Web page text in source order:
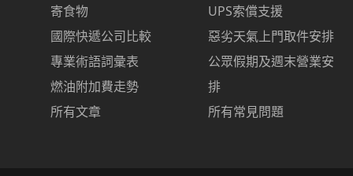
寄食物
國際快遞公司比較
專業術語詞彙表
燃油附加費走勢
所有文章
UPS索償支援
惡劣天氣上門取件安排
公眾假期及週末營業安
排
所有常見問題